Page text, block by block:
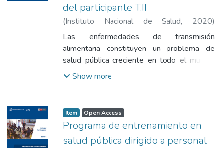
del participante T.II
(Instituto Nacional de Salud, 2020)
Vásquez León, Blanca Gladys;Vásquez
Arangoitia, Claudia Liliana
;Ordoñez Fuentes,
Flor de María ;Rojas Arteaga, Norka Hilda
Las enfermedades de transmisión
alimentaria constituyen un problema de
salud pública creciente en todo el mundo.
Muchas de las enfermedades, tienen su
cadena alimentaria.
Show more
Item Open Access
Programa de entrenamiento en
salud pública dirigido a personal